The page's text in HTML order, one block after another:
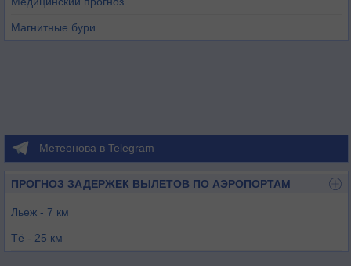
Магнитные бури
Метеонова в Telegram
ПРОГНОЗ ЗАДЕРЖЕК ВЫЛЕТОВ ПО АЭРОПОРТАМ
Льеж - 7 км
Тё - 25 км